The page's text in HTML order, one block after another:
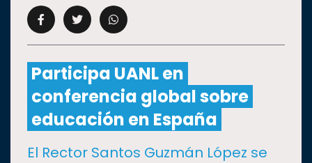
CAMPUS UANL
CULTURA
DEPORTES
Participa UANL en
conferencia global sobre
educación en España
El Rector Santos Guzmán López se